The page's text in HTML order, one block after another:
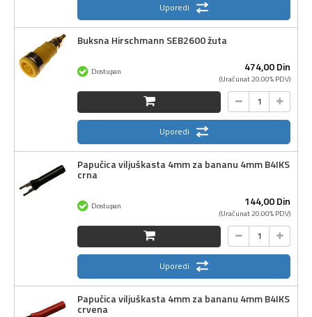
Uporedi
Buksna Hirschmann SEB2600 žuta
474,00Din
(Uračunat 20.00% PDV)
Dostupan
Uporedi
Papučica viljuškasta 4mm za bananu 4mm B4IKS
crna
144,00Din
(Uračunat 20.00% PDV)
Dostupan
Uporedi
Papučica viljuškasta 4mm za bananu 4mm B4IKS
crvena